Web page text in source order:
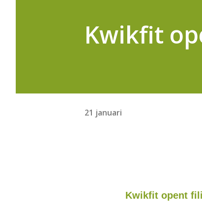
Kwikfit
21 januari
Kwikfit opent